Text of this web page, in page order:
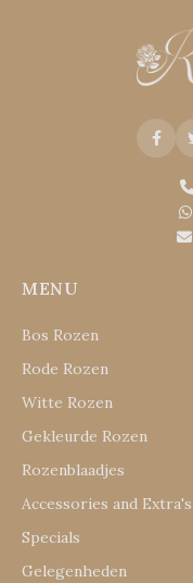
MENU
Bos Rozen
Rode Rozen
Witte Rozen
Gekleurde Rozen
Rozenblaadjes
Accessories and Extra's
Specials
Gelegenheden